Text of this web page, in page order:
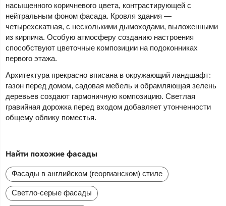
насыщенного коричневого цвета, контрастирующей с
нейтральным фоном фасада. Кровля здания —
четырехскатная, с несколькими дымоходами, выложенными
из кирпича. Особую атмосферу созданию настроения
способствуют цветочные композиции на подоконниках
первого этажа.
Архитектура прекрасно вписана в окружающий ландшафт:
газон перед домом, садовая мебель и обрамляющая зелень
деревьев создают гармоничную композицию. Светлая
гравийная дорожка перед входом добавляет утонченности
общему облику поместья.
Найти похожие фасады
Фасады в английском (георгианском) стиле
Светло-серые фасады